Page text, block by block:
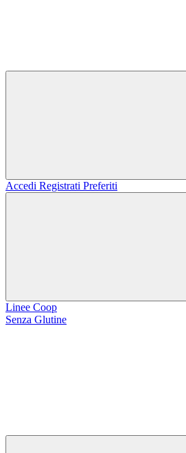
Accedi Registrati Preferiti
Linee Coop
Senza Glutine